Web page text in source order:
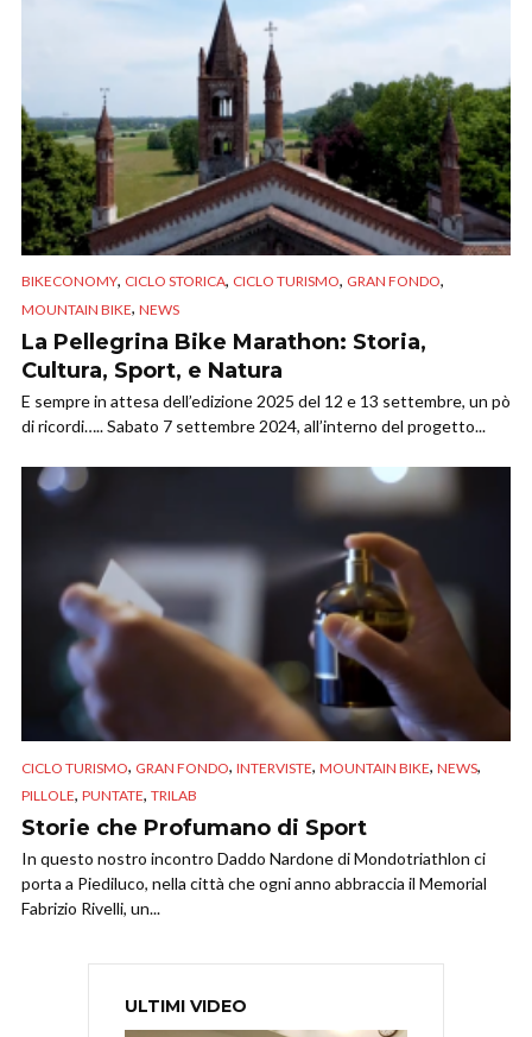
BIKECONOMY, CICLO STORICA, CICLO TURISMO, GRAN FONDO,
MOUNTAIN BIKE, NEWS
La Pellegrina Bike Marathon: Storia,
Cultura, Sport, e Natura
E sempre in attesa dell’edizione 2025 del 12 e 13 settembre, un pò
di ricordi….. Sabato 7 settembre 2024, all’interno del progetto...
CICLO TURISMO, GRAN FONDO, INTERVISTE, MOUNTAIN BIKE, NEWS,
PILLOLE, PUNTATE, TRILAB
Storie che Profumano di Sport
In questo nostro incontro Daddo Nardone di Mondotriathlon ci
porta a Piediluco, nella città che ogni anno abbraccia il Memorial
Fabrizio Rivelli, un...
ULTIMI VIDEO